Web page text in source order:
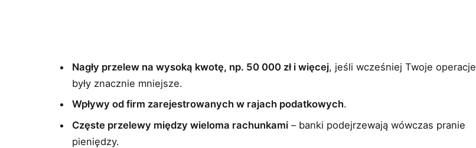
Nagły przelew na wysoką kwotę, np. 50 000 zł i więcej, jeśli wcześniej Twoje operacje
były znacznie mniejsze.
Wpływy od firm zarejestrowanych w rajach podatkowych.
Częste przelewy między wieloma rachunkami – banki podejrzewają wówczas pranie
pieniędzy.